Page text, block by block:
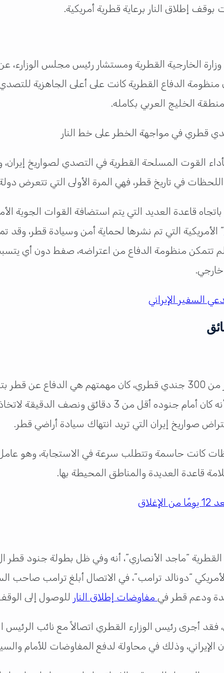
الخارجية القطرية ومستشار رئيس مجلس الوزارء،
منظومة الدفاع القطرية كانت على أعلى الجاهزية
الخليج العربي بكامله.
القوت المسلحة القطرية في التصدي لصواريخ
في تاريخ قطر، فهي المرة الأولى التي تتعرض
من إيران باتجاه قاعدة العديد التي يتم استضافة القوات
الذي لم تتمكن منظومة الدفاع من اعتراضه، صفط دون أي
السفير الإيراني
هذا وقد شاركة عملية التصدي لصواريخ إيران أكثر من 300 جندي قطري، كان
، أنه كان أمام جنوده أقل من 3 دقائق
صواريخ إيران التي تريد انتهاك سيادة أراضي قطر.
كانت حاسمة وتتطلب سرعة في الاستجابة، وهو
قاعدة العديدة والمناطق المحيطة بها.
“دونالد ترامب”، في الاتصال أبلغ ترامب
ودعم قطر في مفاوضات إطلاق النار للوصول إلى
فقد أجرى رئيس الوزارء القطري اتصالاً مع نائب
وذلك في محاولة لدفع المفاوضات للأمام